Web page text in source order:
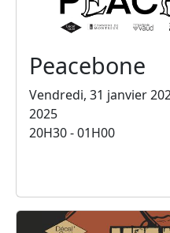
Peacebone
Vendredi, 31 janvier
2025
20H30 - 01H00